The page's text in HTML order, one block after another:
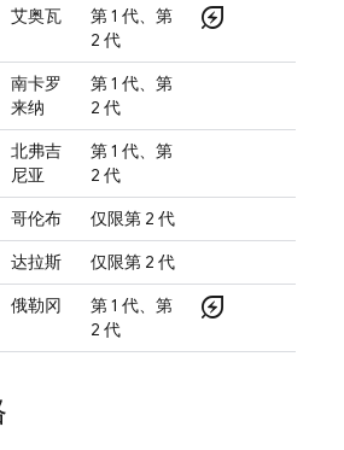
艾奥瓦
第 1 代、第
2 代
energy_savings_leaf
南卡罗
来纳
第 1 代、第
2 代
北弗吉
尼亚
第 1 代、第
2 代
哥伦布 仅限第 2 代
达拉斯 仅限第 2 代
俄勒冈
第 1 代、第
2 代
energy_savings_leaf